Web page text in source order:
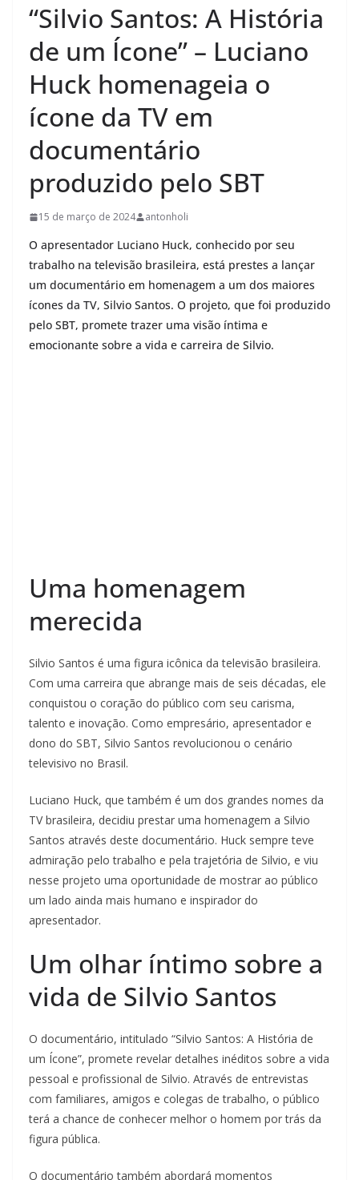
“Silvio Santos: A História
de um Ícone” – Luciano
Huck homenageia o
ícone da TV em
documentário
produzido pelo SBT
15 de março de 2024 antonholi
O apresentador Luciano Huck, conhecido por seu
trabalho na televisão brasileira, está prestes a lançar
um documentário em homenagem a um dos maiores
ícones da TV, Silvio Santos. O projeto, que foi produzido
pelo SBT, promete trazer uma visão íntima e
emocionante sobre a vida e carreira de Silvio.
Uma homenagem
merecida
Silvio Santos é uma figura icônica da televisão brasileira.
Com uma carreira que abrange mais de seis décadas, ele
conquistou o coração do público com seu carisma,
talento e inovação. Como empresário, apresentador e
dono do SBT, Silvio Santos revolucionou o cenário
televisivo no Brasil.
Luciano Huck, que também é um dos grandes nomes da
TV brasileira, decidiu prestar uma homenagem a Silvio
Santos através deste documentário. Huck sempre teve
admiração pelo trabalho e pela trajetória de Silvio, e viu
nesse projeto uma oportunidade de mostrar ao público
um lado ainda mais humano e inspirador do
apresentador.
Um olhar íntimo sobre a
vida de Silvio Santos
O documentário, intitulado “Silvio Santos: A História de
um Ícone”, promete revelar detalhes inéditos sobre a vida
pessoal e profissional de Silvio. Através de entrevistas
com familiares, amigos e colegas de trabalho, o público
terá a chance de conhecer melhor o homem por trás da
figura pública.
O documentário também abordará momentos